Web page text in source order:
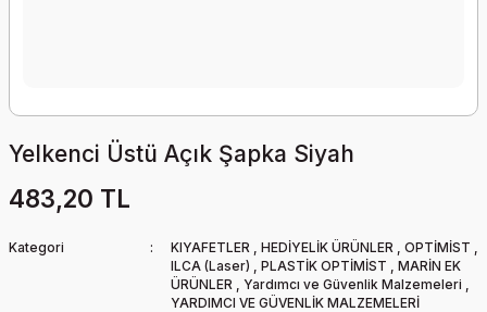
Yelkenci Üstü Açık Şapka Siyah
483,20 TL
Kategori KIYAFETLER , HEDİYELİK ÜRÜNLER , OPTİMİST ,
ILCA (Laser) , PLASTİK OPTİMİST , MARİN EK
ÜRÜNLER , Yardımcı ve Güvenlik Malzemeleri ,
YARDIMCI VE GÜVENLİK MALZEMELERİ